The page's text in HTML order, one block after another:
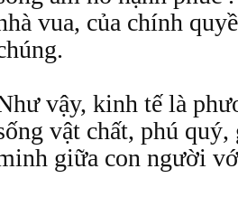
vua, của chính
vậy, kinh tế là
vật chất, phú quý,
giữa con người